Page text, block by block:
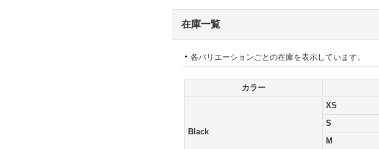
在庫一覧
各バリエーションごとの在庫を表示しています。
カラー
Black
XS
S
M